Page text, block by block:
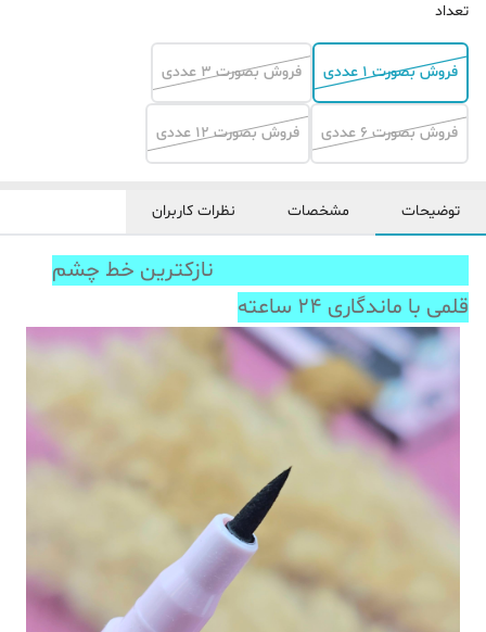
تعداد
فروش بصورت 1 عددی فروش بصورت 3 عددی
فروش بصورت 6 عددی فروش بصورت 12 عددی
توضیحات مشخصات نظرات کاربران
نازکترین خط چشم
قلمی با ماندگاری 24 ساعته